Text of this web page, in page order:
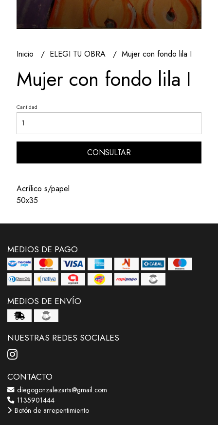
Inicio ELEGI TU OBRA Mujer con fondo lila I
Mujer con fondo lila I
Cantidad
CONSULTAR
Acrílico s/papel
50x35
MEDIOS DE PAGO
MEDIOS DE ENVÍO
NUESTRAS REDES SOCIALES
CONTACTO
diegogonzalezarts@gmail.com
1135901444
Botón de arrepentimiento